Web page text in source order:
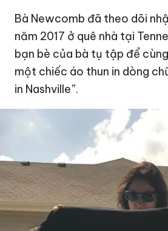
Bà Newcomb đã theo dõi
năm 2017 ở quê nhà tại
bạn bè của bà tụ tập để
một chiếc áo thun in dòng
in Nashville”.